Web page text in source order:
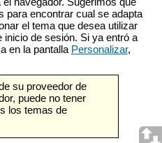
para encontrar cual se adapta
el tema que desea utilizar
inicio de sesión. Si ya entró a
en la pantalla Personalizar,
su proveedor de
puede no tener
los temas de